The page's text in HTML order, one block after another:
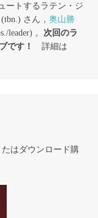
ートするラテン・ジ
(tbn.) さん， 奥山勝
leader) 。 次回のラ
です！
詳細は
はダウンロード購